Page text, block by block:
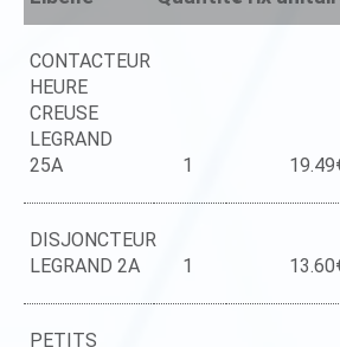
CONTACTEUR
HEURE
CREUSE
LEGRAND
25A
1
DISJONCTEUR
LEGRAND 2A
1
PETITS